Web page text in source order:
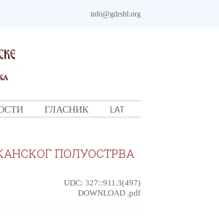
info@gdrsbl.org
ГЛАСНИК LAT
ПОЛУОСТРВА
UDC: 327::911.3(497)
DOWNLOAD .pdf